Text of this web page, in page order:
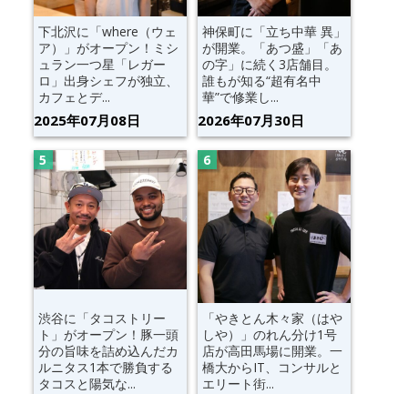
下北沢に「where（ウェ
ア）」がオープン！ミシ
ュラン一つ星「レガー
ロ」出身シェフが独立、
カフェとデ...
2025年07月08日
神保町に「立ち中華 異」
が開業。「あつ盛」「あ
の字」に続く3店舗目。
誰もが知る“超有名中
華”で修業し...
2026年07月30日
渋谷に「タコストリー
ト」がオープン！豚一頭
分の旨味を詰め込んだカ
ルニタス1本で勝負する
タコスと陽気な...
「やきとん木々家（はや
しや）」のれん分け1号
店が高田馬場に開業。一
橋大からIT、コンサルと
エリート街...